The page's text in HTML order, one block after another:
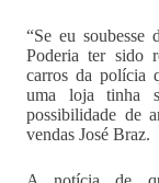
“Se eu soubesse
Poderia ter sido
carros da polícia
uma loja tinha
possibilidade de
vendas José Braz.